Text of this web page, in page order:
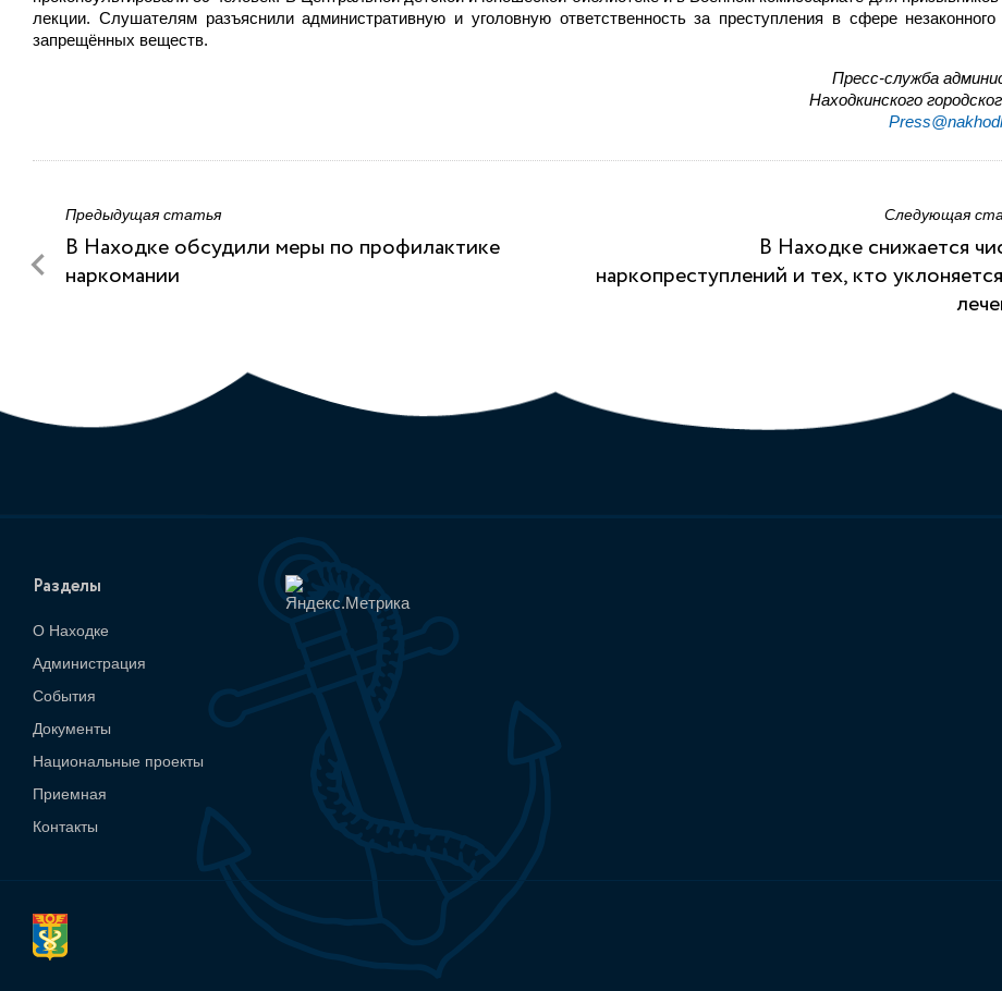
лекции. Слушателям разъяснили административную и уголовную ответственность за преступления в сфере незаконного
запрещённых веществ.
Пресс-служба
Находкинского
Предыдущая статья
В Находке обсудили меры по профилактике
наркомании
Следующая
В Находке снижается
наркопреступлений и тех, кто
Разделы
О Находке
Администрация
События
Документы
Национальные проекты
Приемная
Контакты